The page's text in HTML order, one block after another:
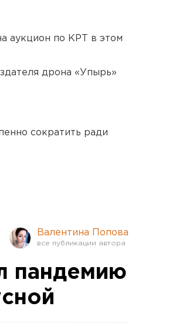
аукцион по КРТ в этом
дрона «Упырь»
сократить ради
Валентина Попова
пандемию